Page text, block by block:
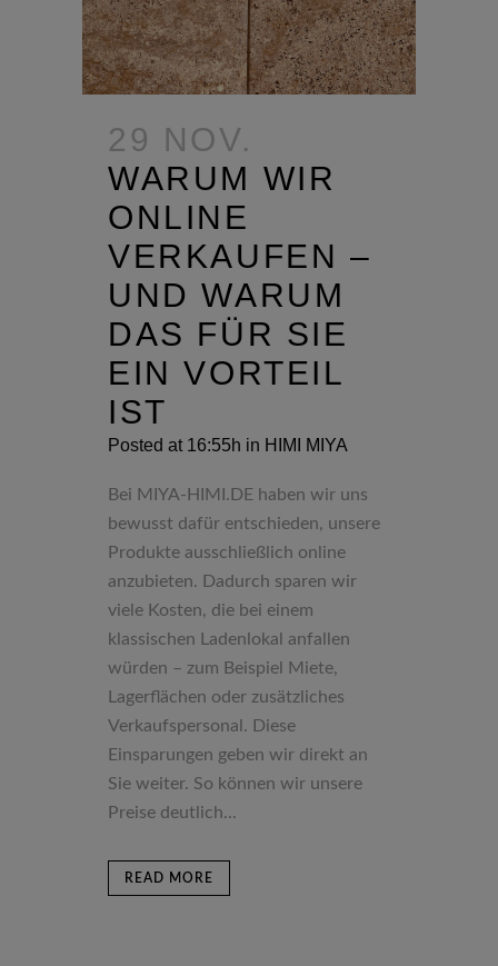
29 NOV.
WARUM WIR
ONLINE
VERKAUFEN –
UND WARUM
DAS FÜR SIE
EIN VORTEIL
IST
Posted at 16:55h in HIMI MIYA
Bei MIYA-HIMI.DE haben wir uns
bewusst dafür entschieden, unsere
Produkte ausschließlich online
anzubieten. Dadurch sparen wir
viele Kosten, die bei einem
klassischen Ladenlokal anfallen
würden – zum Beispiel Miete,
Lagerflächen oder zusätzliches
Verkaufspersonal. Diese
Einsparungen geben wir direkt an
Sie weiter. So können wir unsere
Preise deutlich...
READ MORE